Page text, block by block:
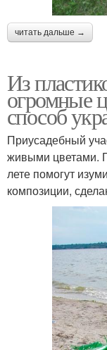
читать дальше →
Из
огромные
способ
Приусадебный
живыми цветами.
лете помогут
композиции,